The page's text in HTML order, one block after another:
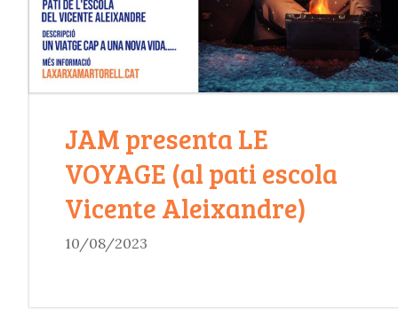
JAM presenta LE
VOYAGE (al pati escola
Vicente Aleixandre)
10/08/2023